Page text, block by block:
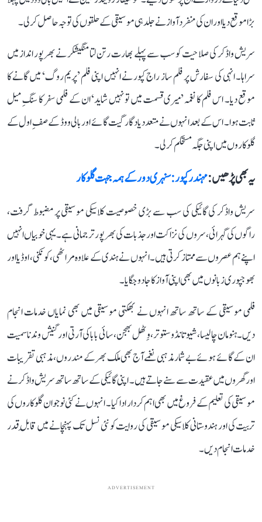
بڑا موقع دیا اور ان کی منفرد آواز نے جلد ہی موسیقی کے حلقوں کی توجہ حاصل کر لی۔
سریش واڈکر کی صلاحیت کو سب سے پہلے بھارت رتن لتا منگیشکر نے بھرپور انداز میں
سراہا۔ انہی کی سفارش پر فلم ساز راج کپور نے انہیں اپنی فلم ’پریم روگ‘ میں گانے کا
موقع دیا۔ اس فلم کا نغمہ ’میری قسمت میں تو نہیں شاید‘ ان کے فلمی سفر کا سنگِ میل
ثابت ہوا۔ اس کے بعد انہوں نے متعدد یادگار گیت گائے اور بالی ووڈ کے صفِ اول کے
گلوکاروں میں اپنی جگہ مستحکم کر لی۔
یہ بھی پڑھیں :مہندر کپور: سنہری دور کے ہمہ جہت گلوکار
سریش واڈکر کی گائیکی کی سب سے بڑی خصوصیت کلاسیکی موسیقی پر مضبوط گرفت،
راگوں کی گہرائی، سروں کی نزاکت اور جذبات کی بھرپور ترجمانی ہے۔ یہی خوبیاں انہیں
اپنے ہم عصروں سے ممتاز کرتی ہیں۔ انہوں نے ہندی کے علاوہ مراٹھی، کونکنی، اوڈیا اور
بھوجپوری زبانوں میں بھی اپنی آواز کا جادو جگایا۔
فلمی موسیقی کے ساتھ ساتھ انہوں نے بھکتی موسیقی میں بھی نمایاں خدمات انجام
دیں۔ ہنومان چالیسا، شیو تانڈو ستوتر، وِٹھل بھجن، سائی بابا کی آرتی اور گنیش وندنا سمیت
ان کے گائے ہوئے بے شمار مذہبی نغمے آج بھی ملک بھر کے مندروں، مذہبی تقریبات
اور گھروں میں عقیدت سے سنے جاتے ہیں۔ اپنی گائیکی کے ساتھ ساتھ سریش واڈکر نے
موسیقی کی تعلیم کے فروغ میں بھی اہم کردار ادا کیا۔ انہوں نے کئی نوجوان گلوکاروں کی
تربیت کی اور ہندوستانی کلاسیکی موسیقی کی روایت کو نئی نسل تک پہنچانے میں قابلِ قدر
خدمات انجام دیں۔
ADVERTISEMENT